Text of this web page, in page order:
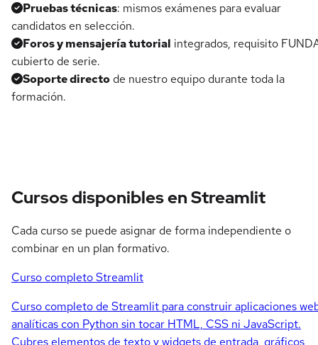
Pruebas técnicas: mismos exámenes para evaluar
candidatos en selección.
Foros y mensajería tutorial integrados, requisito
cubierto de serie.
Soporte directo de nuestro equipo durante toda la
formación.
Cursos disponibles en Streamlit
Cada curso se puede asignar de forma independiente o
combinar en un plan formativo.
Curso completoStreamlit
Curso completo de Streamlit para construir aplicaciones
analíticas con Python sin tocar HTML, CSS ni JavaScript.
Cubres elementos de texto y widgets de entrada, gráficos